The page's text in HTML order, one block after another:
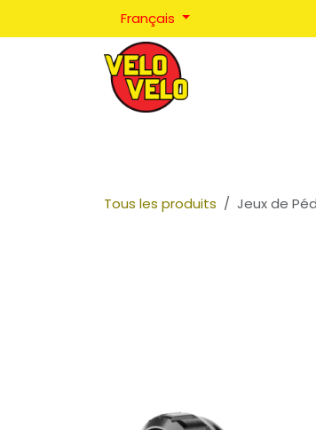
Français
Tous les produits Jeux de